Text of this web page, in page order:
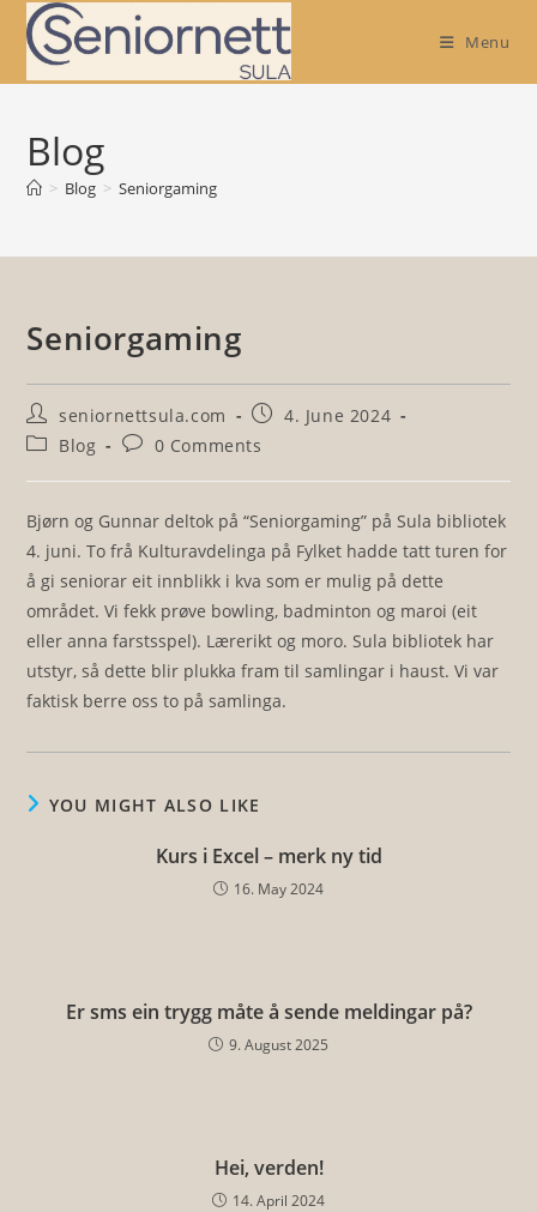
Skip
content
Menu
Blog
> Blog > Seniorgaming
Seniorgaming
Post
author:
seniornettsula.com
Post4. June 2024
PostBlog
Post0 Comments
Bjørn og Gunnar deltok på “Seniorgaming” på Sula bibliotek
4. juni. To frå Kulturavdelinga på Fylket hadde tatt turen for
å gi seniorar eit innblikk i kva som er mulig på dette
området. Vi fekk prøve bowling, badminton og maroi (eit
eller anna farstsspel). Lærerikt og moro. Sula bibliotek har
utstyr, så dette blir plukka fram til samlingar i haust. Vi var
faktisk berre oss to på samlinga.
YOU MIGHT ALSO LIKE
Kurs i Excel – merk ny tid
16. May 2024
Er sms ein trygg måte å sende meldingar på?
9. August 2025
Hei, verden!
14. April 2024